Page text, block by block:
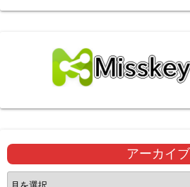
アーカイブ
ア